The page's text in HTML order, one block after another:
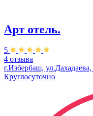
Арт отель.
5
4 отзыва
г.Избербаш,
Круглосуточно